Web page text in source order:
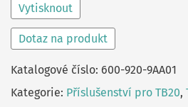
Vytisknout
Dotaz na produkt
Katalogové číslo: 600-920-9AA01
Kategorie: Příslušenství pro TB20,